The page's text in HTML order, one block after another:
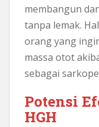
membangun
tanpa lemak.
orang yang
massa otot
sebagai
Potensi
HGH